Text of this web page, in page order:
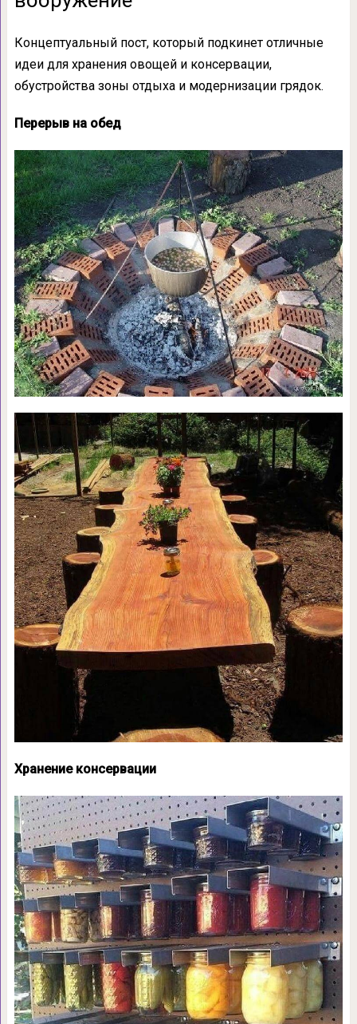
Концептуальный пост, который подкинет отличные
идеи для хранения овощей и консервации,
обустройства зоны отдыха и модернизации грядок.
Перерыв на обед
Хранение консервации